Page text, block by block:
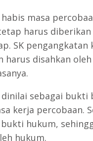
masa
harus diberikan
SK pengangkatan
disahkan
sebagai bukti
kerja percobaan.
hukum,
hukum.